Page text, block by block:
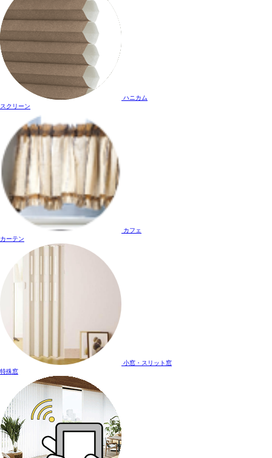
ハニカム
スクリーン
カフェ
カーテン
小窓・スリット窓
特殊窓